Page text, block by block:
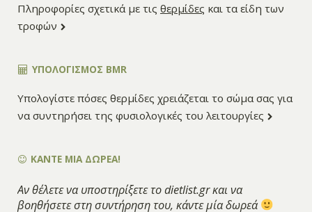
Πληροφορίες σχετικά με τις θερμίδες και τα είδη των
τροφών
ΥΠΟΛΟΓΙΣΜΌΣ BMR
Υπολογίστε πόσες θερμίδες χρειάζεται το σώμα σας για
να συντηρήσει της φυσιολογικές του λειτουργίες
ΚΑΝΤΕ ΜΙΑ ΔΩΡΕΑ!
Αν θέλετε να υποστηρίξετε το dietlist.gr και να
βοηθήσετε στη συντήρηση του, κάντε μία δωρεά